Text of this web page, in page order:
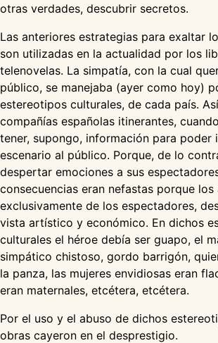
otras verdades, descubrir secretos.
Las anteriores estrategias para exaltar
son utilizadas en la actualidad por los
telenovelas. La simpatía, con la cual
público, se manejaba (ayer como hoy)
estereotipos culturales, de cada país.
compañías españolas itinerantes,
tener, supongo, información para poder
escenario al público. Porque, de lo
despertar emociones a sus
consecuencias eran nefastas porque
exclusivamente de los espectadores,
vista artístico y económico. En dichos
culturales el héroe debía ser guapo, el
simpático chistoso, gordo barrigón,
la panza, las mujeres envidiosas eran
eran maternales, etcétera, etcétera.
Por el uso y el abuso de dichos
obras cayeron en el desprestigio.